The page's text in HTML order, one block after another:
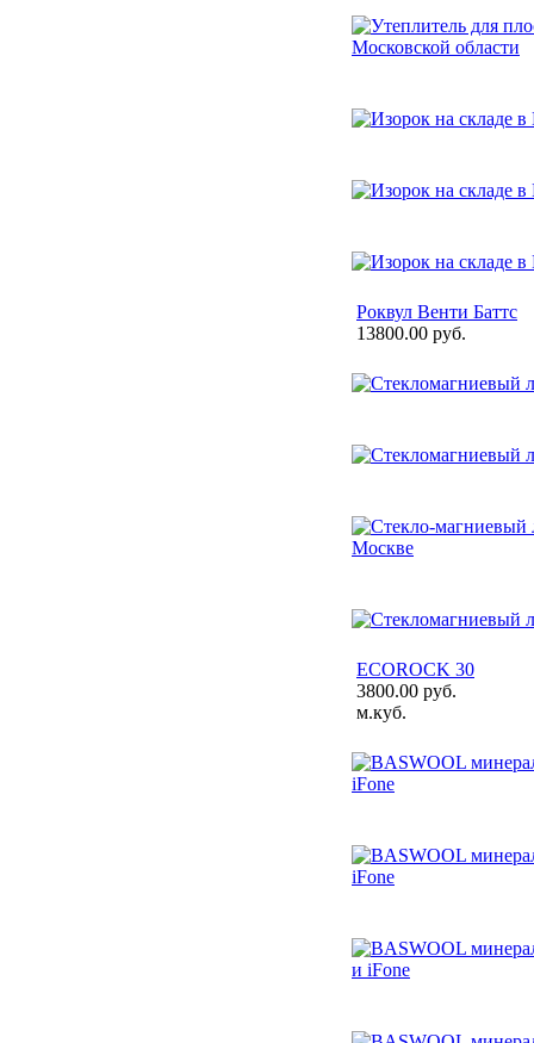
Роквул Венти Баттс
13800.00 руб.
ECOROCK 30
3800.00 руб.
м.куб.